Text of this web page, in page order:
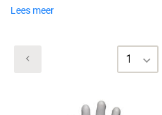
Lees meer
1